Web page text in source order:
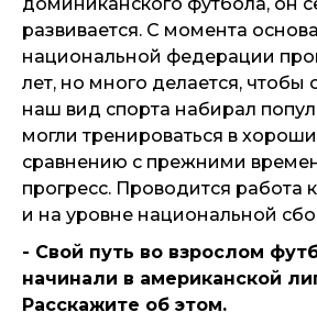
развивается. С момента
национальной федерации
лет, но много делается,
наш вид спорта набирал
могли тренироваться в
сравнению с прежними
прогресс. Проводится работа
и на уровне национальной
- Свой путь во взрослом
начинали в американской
Расскажите об этом.